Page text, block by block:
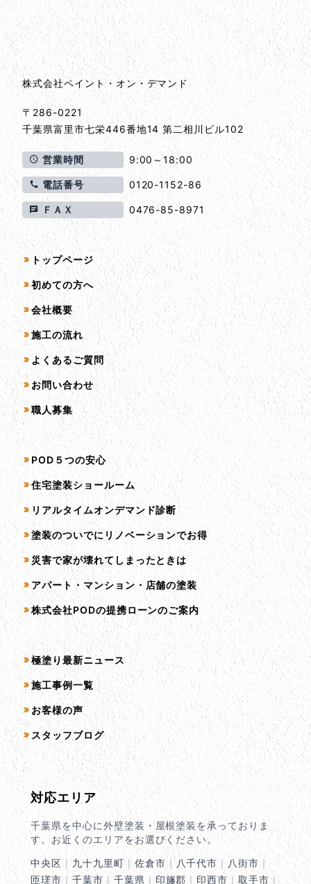
会社情報とサイトマップ
会社情報
株式会社ペイント・オン・デマンド
〒286-0221
千葉県富里市七栄446番地14 第二相川ビル102
営業時間 9:00～18:00
電話番号 0120-1152-86
ＦＡＸ 0476-85-8971
サイトマップ
トップページ
初めての方へ
会社概要
施工の流れ
よくあるご質問
お問い合わせ
職人募集
サービス一覧
POD５つの安心
住宅塗装ショールーム
リアルタイムオンデマンド診断
塗装のついでにリノベーションでお得
災害で家が壊れてしまったときは
アパート・マンション・店舗の塗装
株式会社PODの提携ローンのご案内
コンテンツ一覧
極塗り最新ニュース
施工事例一覧
お客様の声
スタッフブログ
対応エリア
千葉県を中心に外壁塗装・屋根塗装を承っておりま
す。お近くのエリアをお選びください。
中央区 ｜九十九里町｜ 佐倉市｜八千代市 ｜ 八街市 ｜
匝瑳市｜千葉市 ｜千葉県 ｜ 印旛郡 ｜ 印西市 ｜取手市｜